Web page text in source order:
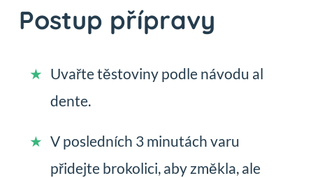
Postup přípravy
Uvařte těstoviny podle návodu al
dente.
V posledních 3 minutách varu
přidejte brokolici, aby změkla, ale